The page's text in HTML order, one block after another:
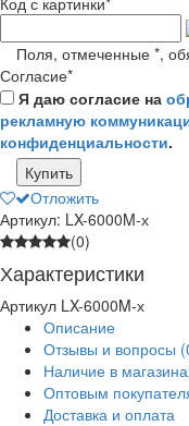
Поля, отмеченные *,
Согласие*
Я даю согласие на
рекламную
конфиденциальности.
Купить
Отложить
Артикул: LX-6000M-х
(0)
Характеристики
Артикул LX-6000M-х
Описание
Отзывы и вопросы
Наличие в
Оптовым
Доставка и оплата